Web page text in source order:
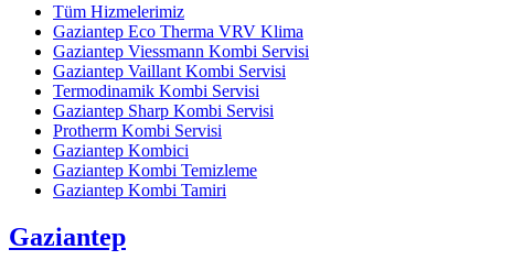
Tüm Hizmelerimiz
Gaziantep Eco Therma VRV Klima
Gaziantep Viessmann Kombi Servisi
Gaziantep Vaillant Kombi Servisi
Termodinamik Kombi Servisi
Gaziantep Sharp Kombi Servisi
Protherm Kombi Servisi
Gaziantep Kombici
Gaziantep Kombi Temizleme
Gaziantep Kombi Tamiri
Gaziantep